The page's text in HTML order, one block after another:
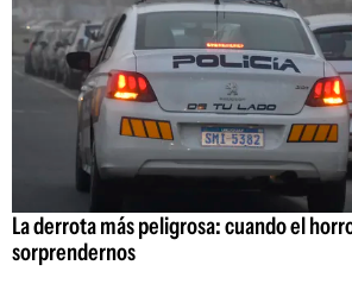
La derrota más peligrosa: cuando el
sorprendernos